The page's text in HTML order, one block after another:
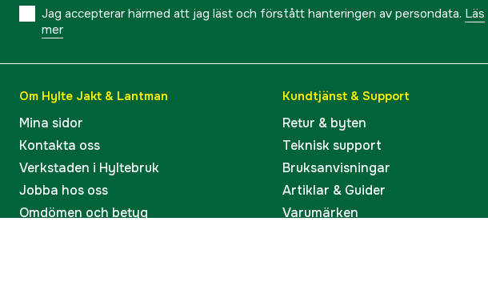
Jag accepterar härmed att jag läst och förstått hanteringen av persondata. Läs
mer
Om Hylte Jakt & Lantman
Mina sidor
Kontakta oss
Verkstaden i Hyltebruk
Jobba hos oss
Omdömen och betyg
Kundtjänst & Support
Retur & byten
Teknisk support
Bruksanvisningar
Artiklar & Guider
Varumärken